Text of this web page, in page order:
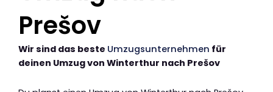
Prešov
Wir sind das beste Umzugsunternehmen für
deinen Umzug von Winterthur nach Prešov